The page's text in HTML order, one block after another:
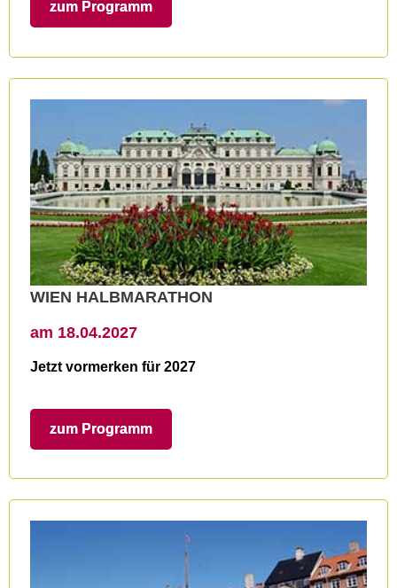
zum Programm
WIEN HALBMARATHON
am 18.04.2027
Jetzt vormerken für 2027
zum Programm